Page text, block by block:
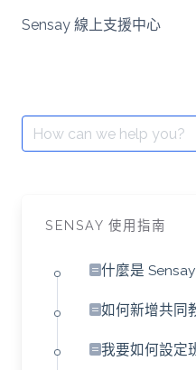
Sensay 線上支援中心
Search
for:
SENSAY 使用指南
什麼是
如何新增共同
我要如何設定